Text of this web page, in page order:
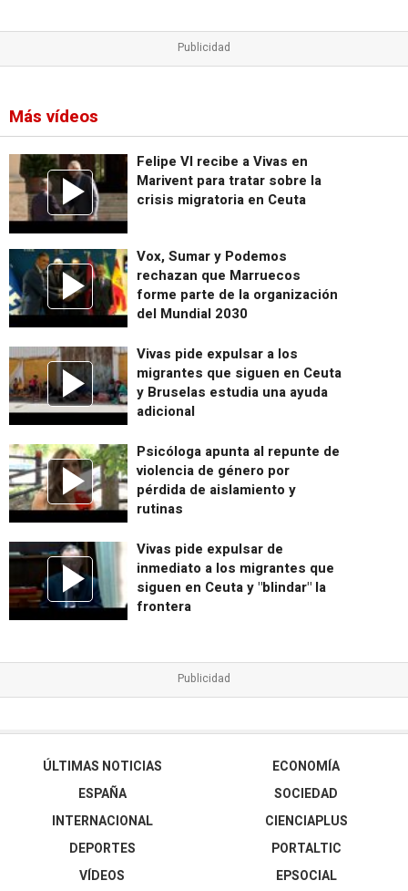
Más vídeos
Felipe VI recibe a Vivas en
Marivent para tratar sobre la
crisis migratoria en Ceuta
Vox, Sumar y Podemos
rechazan que Marruecos
forme parte de la organización
del Mundial 2030
Vivas pide expulsar a los
migrantes que siguen en Ceuta
y Bruselas estudia una ayuda
adicional
Psicóloga apunta al repunte de
violencia de género por
pérdida de aislamiento y
rutinas
Vivas pide expulsar de
inmediato a los migrantes que
siguen en Ceuta y "blindar" la
frontera
ÚLTIMAS NOTICIAS
ESPAÑA
INTERNACIONAL
DEPORTES
VÍDEOS
ECONOMÍA
SOCIEDAD
CIENCIAPLUS
PORTALTIC
EPSOCIAL